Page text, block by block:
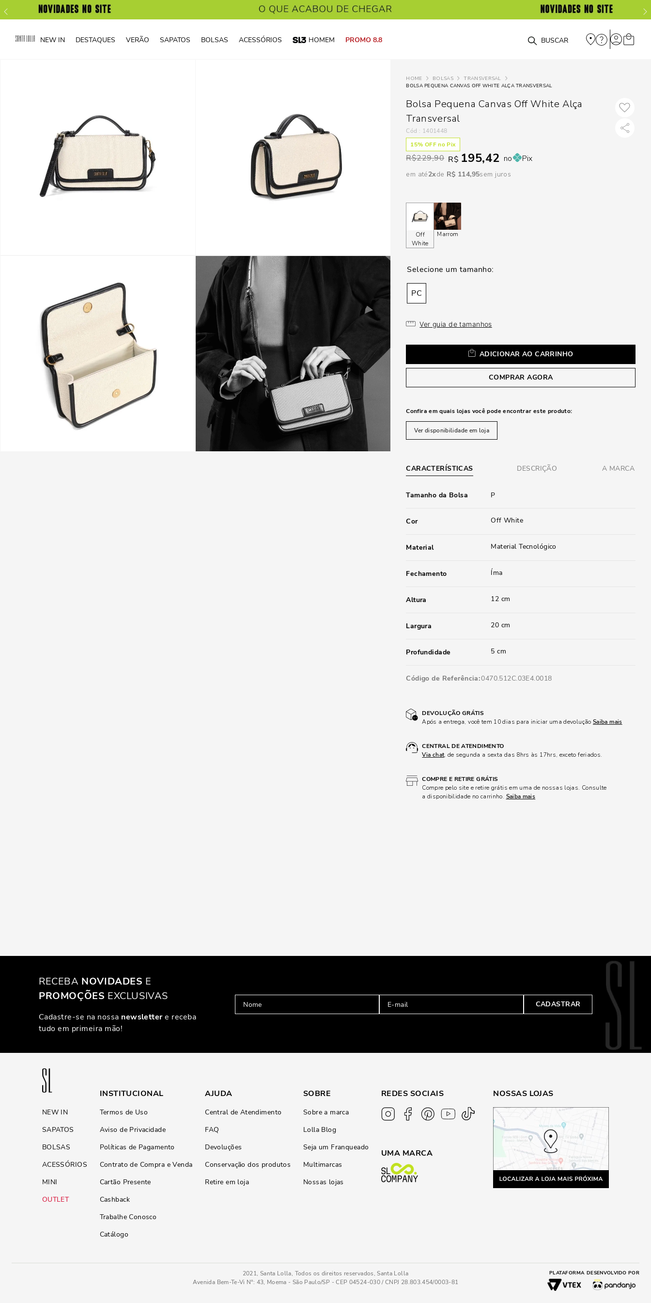
NEW IN DESTAQUES VERÃO SAPATOS BOLSAS ACESSÓRIOS HOMEM PROMO 8.8 O que você está procurando?
BOLSAS
TRANSVERSAL
BOLSA PEQUENA CANVAS OFF WHITE ALÇA TRANSVERSAL
Bolsa Pequena Canvas Off White Alça
Transversal
: 1401448
15% OFF no Pix
R$229,90 R$ 195,42 no Pix
em até2 R$ 114,95sem juros
Off
White
Marrom
PC
Ver guia de tamanhos
ADICIONAR AO CARRINHO
COMPRAR AGORA
Confira em quais lojas você pode encontrar este produto:
Ver disponibilidade em loja
CARACTERÍSTICAS DESCRIÇÃO A MARCA
Tamanho da Bolsa P
Cor Off White
Material Material Tecnológico
Fechamento Íma
Altura 12 cm
Largura 20 cm
Profundidade 5 cm
Código de Referência 0470.512C.03E4.0018
DEVOLUÇÃO GRÁTIS
Após a entrega, você tem 10 dias para iniciar uma devolução Saiba mais
CENTRAL DE ATENDIMENTO
Via chat, de segunda a sexta das 8hrs às 17hrs, exceto feriados.
COMPRE E RETIRE GRÁTIS
Compre pelo site e retire grátis em uma de nossas lojas. Consulte
a disponibilidade no carrinho. Saiba mais
RECEBA NOVIDADES E
PROMOÇÕES EXCLUSIVAS
Cadastre-se na nossa newslettere receba
tudo em primeira mão!
CADASTRAR
NEW IN
SAPATOS
BOLSAS
ACESSÓRIOS
MINI
OUTLET
INSTITUCIONAL
Termos de Uso
Aviso de Privacidade
Políticas de Pagamento
Contrato de Compra e Venda
Cartão Presente
Cashback
Trabalhe Conosco
Catálogo
AJUDA
Central de Atendimento
FAQ
Devoluções
Conservação dos produtos
Retire em loja
SOBRE
Sobre a marca
Lolla Blog
Seja um Franqueado
Multimarcas
Nossas lojas
REDES SOCIAIS
UMA MARCA
NOSSAS LOJAS
2021, Santa Lolla, Todos os direitos reservados, Santa Lolla
Avenida Bem-Te-Vi N°: 43, Moema - São Paulo/SP - CEP 04524-030 / CNPJ 28.803.454/0003-81
PLATAFORMA DESENVOLVIDO POR